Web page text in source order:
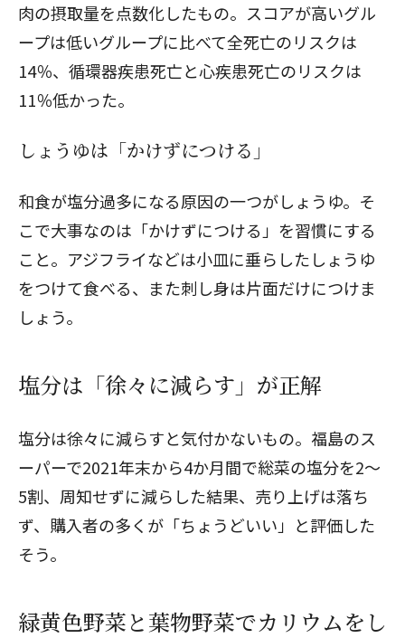
肉の摂取量を点数化したもの。スコアが高いグル
ープは低いグループに比べて全死亡のリスクは
14％、循環器疾患死亡と心疾患死亡のリスクは
11％低かった。
しょうゆは「かけずにつける」
和食が塩分過多になる原因の一つがしょうゆ。そ
こで大事なのは「かけずにつける」を習慣にする
こと。アジフライなどは小皿に垂らしたしょうゆ
をつけて食べる、また刺し身は片面だけにつけま
しょう。
塩分は「徐々に減らす」が正解
塩分は徐々に減らすと気付かないもの。福島のス
ーパーで2021年末から4か月間で総菜の塩分を2〜
5割、周知せずに減らした結果、売り上げは落ち
ず、購入者の多くが「ちょうどいい」と評価した
そう。
緑黄色野菜と葉物野菜でカリウムをし